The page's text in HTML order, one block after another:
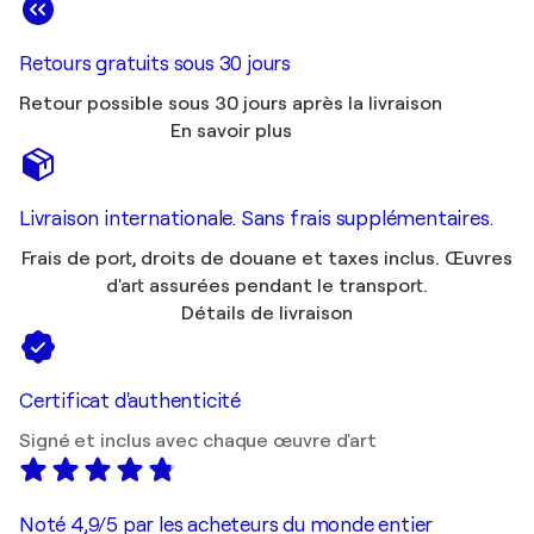
Retours gratuits sous 30 jours
Retour possible sous 30 jours après la livraison
En savoir plus
Livraison internationale. Sans frais supplémentaires.
Frais de port, droits de douane et taxes inclus. Œuvres
d'art assurées pendant le transport.
Détails de livraison
Certificat d'authenticité
Signé et inclus avec chaque œuvre d'art
Noté 4,9/5 par les acheteurs du monde entier